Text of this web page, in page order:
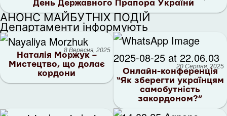
День Державного Прапора України
АНОНС МАЙБУТНІХ ПОДІЙ
Департаменти інформують
8 Вересня, 2025
Наталія Моржук –
Мистецтво, що долає
кордони
20 Серпня, 2025
Онлайн-конференція
“Як зберегти українцям
самобутність
закордоном?”